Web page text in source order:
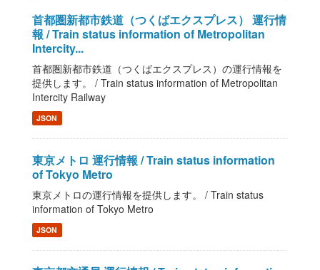
首都圏新都市鉄道（つくばエクスプレス） 運行情
報 / Train status information of Metropolitan
Intercity...
首都圏新都市鉄道（つくばエクスプレス）の運行情報を
提供します。 / Train status information of Metropolitan
Intercity Railway
JSON
東京メトロ 運行情報 / Train status information
of Tokyo Metro
東京メトロの運行情報を提供します。 / Train status
information of Tokyo Metro
JSON